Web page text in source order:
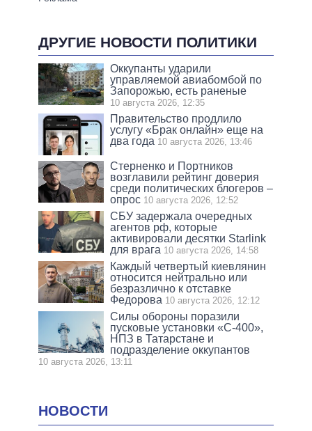
ДРУГИЕ НОВОСТИ ПОЛИТИКИ
Оккупанты ударили
управляемой авиабомбой по
Запорожью, есть раненые
10 августа 2026, 12:35
Правительство продлило
услугу «Брак онлайн» еще на
два года 10 августа 2026, 13:46
Стерненко и Портников
возглавили рейтинг доверия
среди политических блогеров –
опрос 10 августа 2026, 12:52
СБУ задержала очередных
агентов рф, которые
активировали десятки Starlink
для врага 10 августа 2026, 14:58
Каждый четвертый киевлянин
относится нейтрально или
безразлично к отставке
Федорова 10 августа 2026, 12:12
Силы обороны поразили
пусковые установки «С-400»,
НПЗ в Татарстане и
подразделение оккупантов
10 августа 2026, 13:11
НОВОСТИ